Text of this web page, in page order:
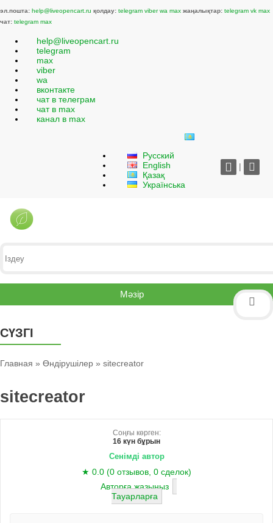
эл.пошта: help@liveopencart.ru қолдау: telegram viber wa max жаңалықтар: telegram vk max
чат: telegram max
help@liveopencart.ru
telegram
max
viber
wa
вконтакте
чат в телеграм
чат в max
канал в max
Русский
English
Қазақ
Українська
|
Мәзір
СҮЗГІ
Главная » Өндірушілер » sitecreator
sitecreator
Соңғы көрген:
16 күн бұрын
Сенімді автор
★ 0.0 (0 отзывов, 0 сделок)
Авторға жазыңыз
Тауарларға